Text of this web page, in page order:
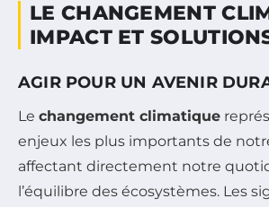
LE CHANGEMENT
IMPACT ET
AGIR POUR UN AVENIR
Le changement climatique
enjeux les plus importants de
affectant directement notre
l’équilibre des écosystèmes. Les